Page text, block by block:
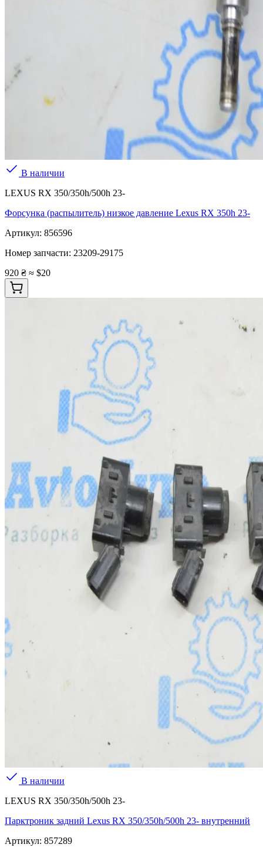
В наличии
LEXUS RX 350/350h/500h 23-
Форсунка (распылитель) низкое давление Lexus RX 350h 23-
Артикул: 856596
Номер запчасти: 23209-29175
920 ₴ ≈ $20
В наличии
LEXUS RX 350/350h/500h 23-
Парктроник задний Lexus RX 350/350h/500h 23- внутренний
Артикул: 857289